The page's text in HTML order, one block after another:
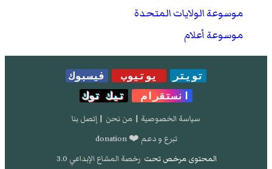
موسوعة الولايات المتحدة
موسوعة أعلام
تويتر يوتيوب
فيسبوك
انستقرام
تيك توك
سياسة الخصوصية | من نحن | إتصل بنا
تبرع و دعم ❤️ donation
المحتوى مرخص تحت رخصة المشاع الإبداعي 3.0